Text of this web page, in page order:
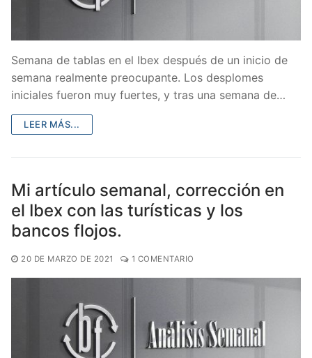
Semana de tablas en el Ibex después de un inicio de
semana realmente preocupante. Los desplomes
iniciales fueron muy fuertes, y tras una semana de…
LEER MÁS...
Mi artículo semanal, corrección en
el Ibex con las turísticas y los
bancos flojos.
20 DE MARZO DE 2021 1 COMENTARIO